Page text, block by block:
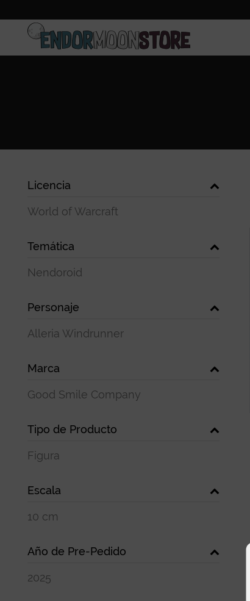
Inicio Pre-pedidos
Licencia
World of Warcraft
Temática
Nendoroid
Personaje
Alleria Windrunner
Marca
Good Smile Company
Tipo de Producto
Figura
Escala
10 cm
Año de Pre-Pedido
2025